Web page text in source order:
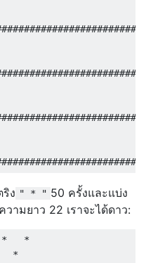
ง " * " 50 ครั้งและแบ่ง
ามยาว 22 เราจะได้ดาว:
*
*